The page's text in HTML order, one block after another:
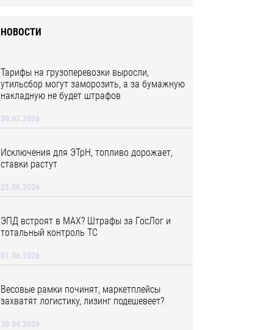
НОВОСТИ
Тарифы на грузоперевозки выросли,
утильсбор могут заморозить, а за бумажную
накладную не будет штрафов
30.07.2026
Исключения для ЭТрН, топливо дорожает,
ставки растут
25.06.2026
ЭПД встроят в MAX? Штрафы за ГосЛог и
тотальный контроль ТС
01.06.2026
Весовые рамки починят, маркетплейсы
захватят логистику, лизинг подешевеет?
30.04.2026